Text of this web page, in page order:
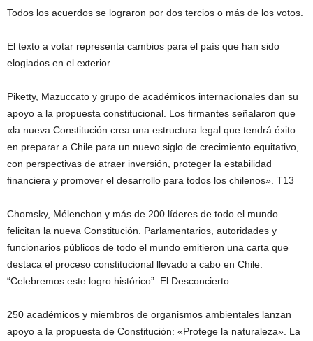
Todos los acuerdos se lograron por dos tercios o más de los votos.
El texto a votar representa cambios para el país que han sido
elogiados en el exterior.
Piketty, Mazuccato y grupo de académicos internacionales dan su
apoyo a la propuesta constitucional. Los firmantes señalaron que
«la nueva Constitución crea una estructura legal que tendrá éxito
en preparar a Chile para un nuevo siglo de crecimiento equitativo,
con perspectivas de atraer inversión, proteger la estabilidad
financiera y promover el desarrollo para todos los chilenos». T13
Chomsky, Mélenchon y más de 200 líderes de todo el mundo
felicitan la nueva Constitución. Parlamentarios, autoridades y
funcionarios públicos de todo el mundo emitieron una carta que
destaca el proceso constitucional llevado a cabo en Chile:
“Celebremos este logro histórico”. El Desconcierto
250 académicos y miembros de organismos ambientales lanzan
apoyo a la propuesta de Constitución: «Protege la naturaleza». La